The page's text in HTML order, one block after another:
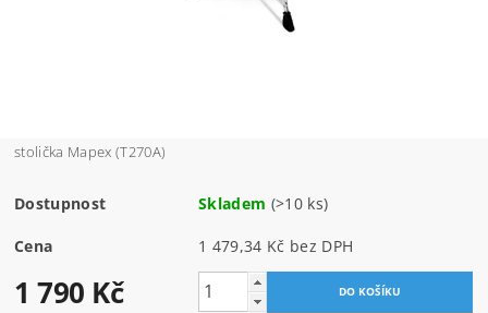
stolička Mapex (T270A)
Dostupnost Skladem (>10 ks)
Cena 1 479,34 Kč bez DPH
1 790 Kč